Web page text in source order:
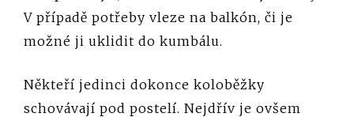
V případě potřeby vleze na balkón, či je
možné ji uklidit do kumbálu.
Někteří jedinci dokonce koloběžky
schovávají pod postelí. Nejdřív je ovšem